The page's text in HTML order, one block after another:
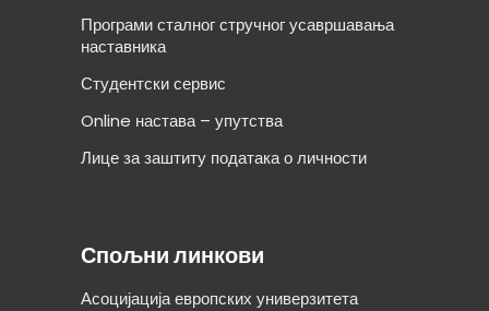
Програми сталног стручног усавршавања
наставника
Студентски сервис
Online настава – упутства
Лице за заштиту података о личности
Спољни линкови
Асоцијација европских универзитета